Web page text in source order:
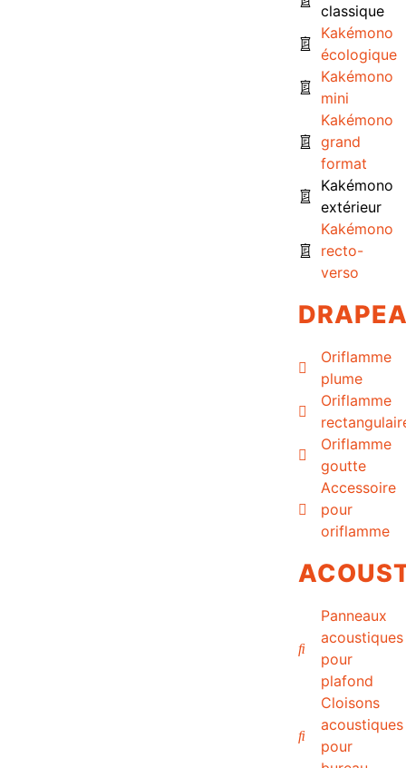
classique
Kakémono
écologique
Kakémono
mini
Kakémono
grand
format
Kakémono
extérieur
Kakémono
recto-
verso
Oriflamme
plume
Oriflamme
Oriflamme
goutte
Accessoire
pour
oriflamme
Panneaux
acoustiques
pour
plafond
Cloisons
acoustiques
pour